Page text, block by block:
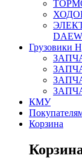
Грузовики
КМУ
Корзина